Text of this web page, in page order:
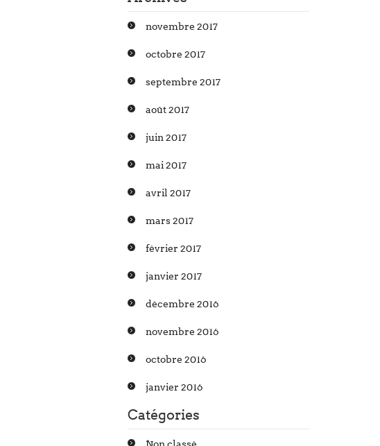
novembre 2017
octobre 2017
septembre 2017
août 2017
juin 2017
mai 2017
avril 2017
mars 2017
février 2017
janvier 2017
décembre 2016
novembre 2016
octobre 2016
janvier 2016
Catégories